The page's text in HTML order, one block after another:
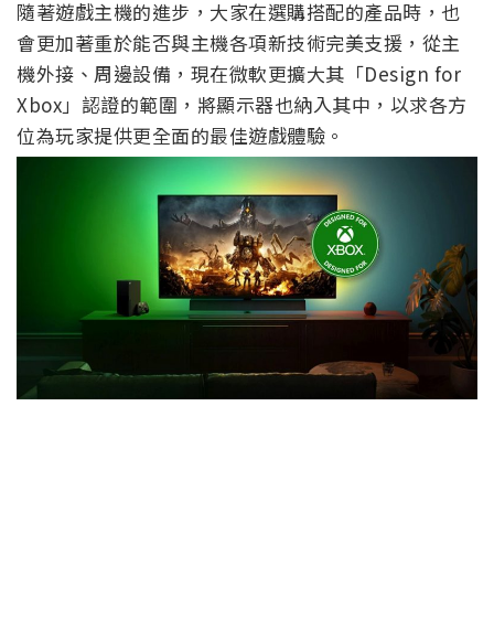
隨著遊戲主機的進步，大家在選購搭配的產品時，也
會更加著重於能否與主機各項新技術完美支援，從主
機外接、周邊設備，現在微軟更擴大其「Design for
Xbox」認證的範圍，將顯示器也納入其中，以求各方
位為玩家提供更全面的最佳遊戲體驗。